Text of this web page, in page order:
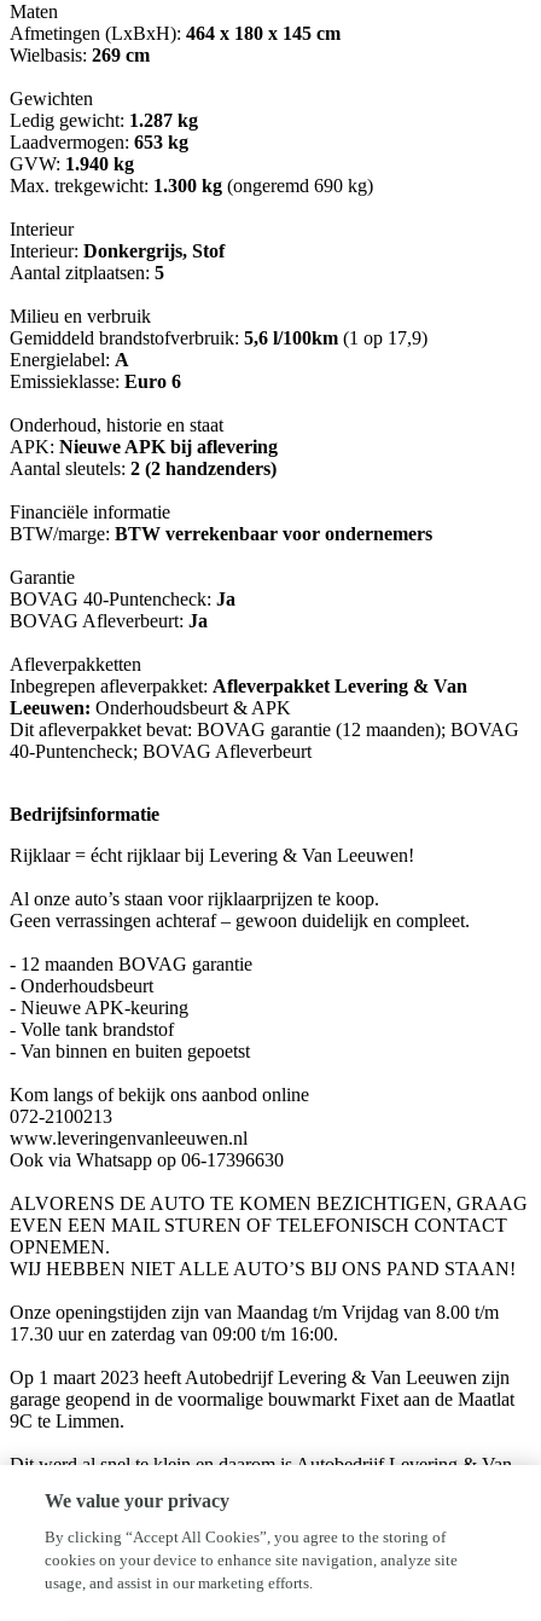
Maten
Afmetingen (LxBxH): 464 x 180 x 145 cm
Wielbasis: 269 cm
Gewichten
Ledig gewicht: 1.287 kg
Laadvermogen: 653 kg
GVW: 1.940 kg
Max. trekgewicht: 1.300 kg (ongeremd 690 kg)
Interieur
Interieur: Donkergrijs, Stof
Aantal zitplaatsen: 5
Milieu en verbruik
Gemiddeld brandstofverbruik: 5,6 l/100km (1 op 17,9)
Energielabel: A
Emissieklasse: Euro 6
Onderhoud, historie en staat
APK: Nieuwe APK bij aflevering
Aantal sleutels: 2 (2 handzenders)
Financiële informatie
BTW/marge: BTW verrekenbaar voor ondernemers
Garantie
BOVAG 40-Puntencheck: Ja
BOVAG Afleverbeurt: Ja
Afleverpakketten
Inbegrepen afleverpakket: Afleverpakket Levering & Van
Leeuwen: Onderhoudsbeurt & APK
Dit afleverpakket bevat: BOVAG garantie (12 maanden); BOVAG
40-Puntencheck; BOVAG Afleverbeurt
Bedrijfsinformatie
Rijklaar = écht rijklaar bij Levering & Van Leeuwen!
Al onze auto’s staan voor rijklaarprijzen te koop.
Geen verrassingen achteraf – gewoon duidelijk en compleet.
- 12 maanden BOVAG garantie
- Onderhoudsbeurt
- Nieuwe APK-keuring
- Volle tank brandstof
- Van binnen en buiten gepoetst
Kom langs of bekijk ons aanbod online
072-2100213
www.leveringenvanleeuwen.nl
Ook via Whatsapp op 06-17396630
ALVORENS DE AUTO TE KOMEN BEZICHTIGEN, GRAAG
EVEN EEN MAIL STUREN OF TELEFONISCH CONTACT
OPNEMEN.
WIJ HEBBEN NIET ALLE AUTO’S BIJ ONS PAND STAAN!
Onze openingstijden zijn van Maandag t/m Vrijdag van 8.00 t/m
17.30 uur en zaterdag van 09:00 t/m 16:00.
Op 1 maart 2023 heeft Autobedrijf Levering & Van Leeuwen zijn
garage geopend in de voormalige bouwmarkt Fixet aan de Maatlat
9C te Limmen.
Dit werd al snel te klein en daarom is Autobedrijf Levering & Van
goed bereikbare plek: Rijksweg 50 in Limmen. Eigenaren Koen van
Leeuwen en Jeroen Levering heten u van harte welkom in ons
nieuw én hypermodern mobiliteitscentrum.
Het kenmerk van onze allround vakgarage is de laagdrempelige
We value your privacy
By clicking “Accept All Cookies”, you agree to the storing of
cookies on your device to enhance site navigation, analyze site
usage, and assist in our marketing efforts.